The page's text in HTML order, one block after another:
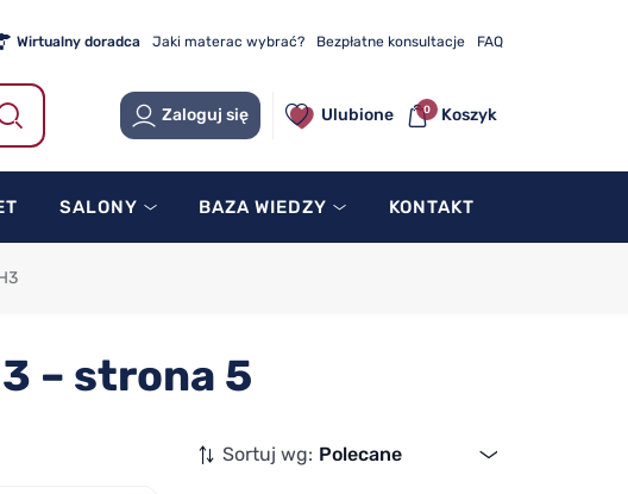
Wirtualny doradca Jaki materac wybrać? Bezpłatne konsultacje FAQ
Zaloguj się Ulubione Koszyk
0
SALONY BAZA WIEDZY KONTAKT
– strona 5
Sortuj wg: Polecane